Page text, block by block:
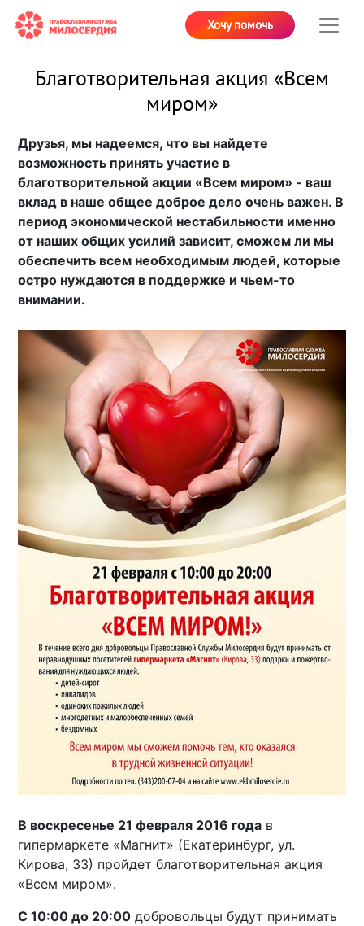
Хочу помочь
Благотворительная акция «Всем
миром»
Друзья, мы надеемся, что вы найдете
возможность принять участие в
благотворительной акции «Всем миром» - ваш
вклад в наше общее доброе дело очень важен. В
период экономической нестабильности именно
от наших общих усилий зависит, сможем ли мы
обеспечить всем необходимым людей, которые
остро нуждаются в поддержке и чьем-то
внимании.
В воскресенье 21 февраля 2016 года в
гипермаркете «Магнит» (Екатеринбург, ул.
Кирова, 33) пройдет благотворительная акция
«Всем миром».
С 10:00 до 20:00 добровольцы будут принимать